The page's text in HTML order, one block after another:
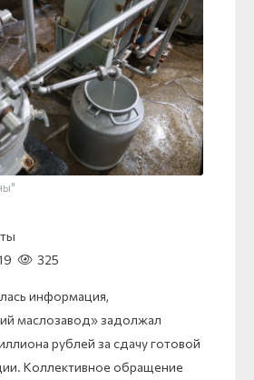
325
информация,
маслозавод» задолжал
рублей за сдачу готовой
Коллективное обращение